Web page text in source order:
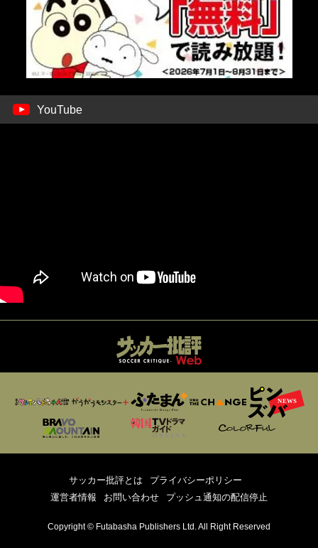
YouTube
サッカー批評とは
プライバシーポリシー
運営者情報
お問い合わせ プッシュ通知の配信停止
Copyright © Futabasha Publishers Ltd. All Right Reserved